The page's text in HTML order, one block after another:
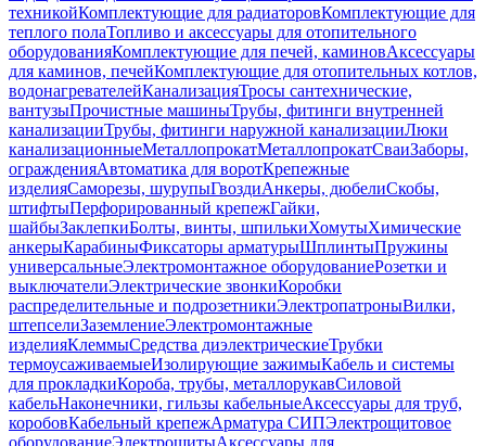
техникойКомплектующие для радиаторовКомплектующие для
теплого полаТопливо и аксессуары для отопительного
оборудованияКомплектующие для печей, каминовАксессуары
для каминов, печейКомплектующие для отопительных котлов,
водонагревателейКанализацияТросы сантехнические,
вантузыПрочистные машиныТрубы, фитинги внутренней
канализацииТрубы, фитинги наружной канализацииЛюки
канализационныеМеталлопрокатМеталлопрокатСваиЗаборы,
огражденияАвтоматика для воротКрепежные
изделияСаморезы, шурупыГвоздиАнкеры, дюбелиСкобы,
штифтыПерфорированный крепежГайки,
шайбыЗаклепкиБолты, винты, шпилькиХомутыХимические
анкерыКарабиныФиксаторы арматурыШплинтыПружины
универсальныеЭлектромонтажное оборудованиеРозетки и
выключателиЭлектрические звонкиКоробки
распределительные и подрозетникиЭлектропатроныВилки,
штепселиЗаземлениеЭлектромонтажные
изделияКлеммыСредства диэлектрическиеТрубки
термоусаживаемыеИзолирующие зажимыКабель и системы
для прокладкиКороба, трубы, металлорукавСиловой
кабельНаконечники, гильзы кабельныеАксессуары для труб,
коробовКабельный крепежАрматура СИПЭлектрощитовое
оборудованиеЭлектрощитыАксессуары для